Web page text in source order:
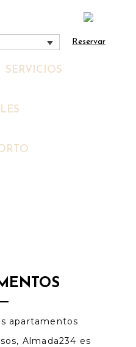
Reservar
SERVICIOS
apartamentos
Almada234 es